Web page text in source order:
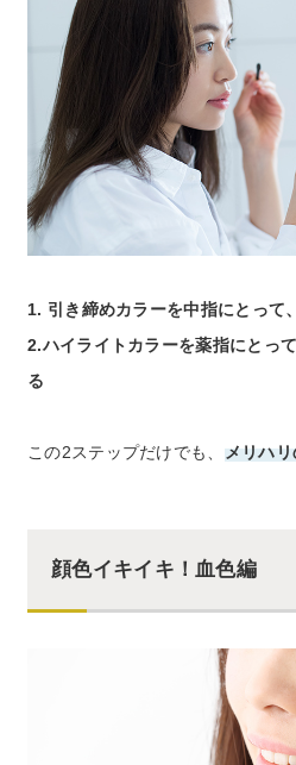
1. 引き締めカラーを中指にとって
2.ハイライトカラーを薬指にとっ
る
この2ステップだけでも、 メリハ
顔色イキイキ！血色編